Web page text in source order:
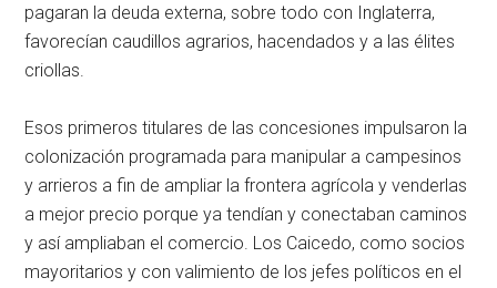
pagaran la deuda externa, sobre todo con Inglaterra,
favorecían caudillos agrarios, hacendados y a las élites
criollas.
Esos primeros titulares de las concesiones impulsaron la
colonización programada para manipular a campesinos
y arrieros a fin de ampliar la frontera agrícola y venderlas
a mejor precio porque ya tendían y conectaban caminos
y así ampliaban el comercio. Los Caicedo, como socios
mayoritarios y con valimiento de los jefes políticos en el